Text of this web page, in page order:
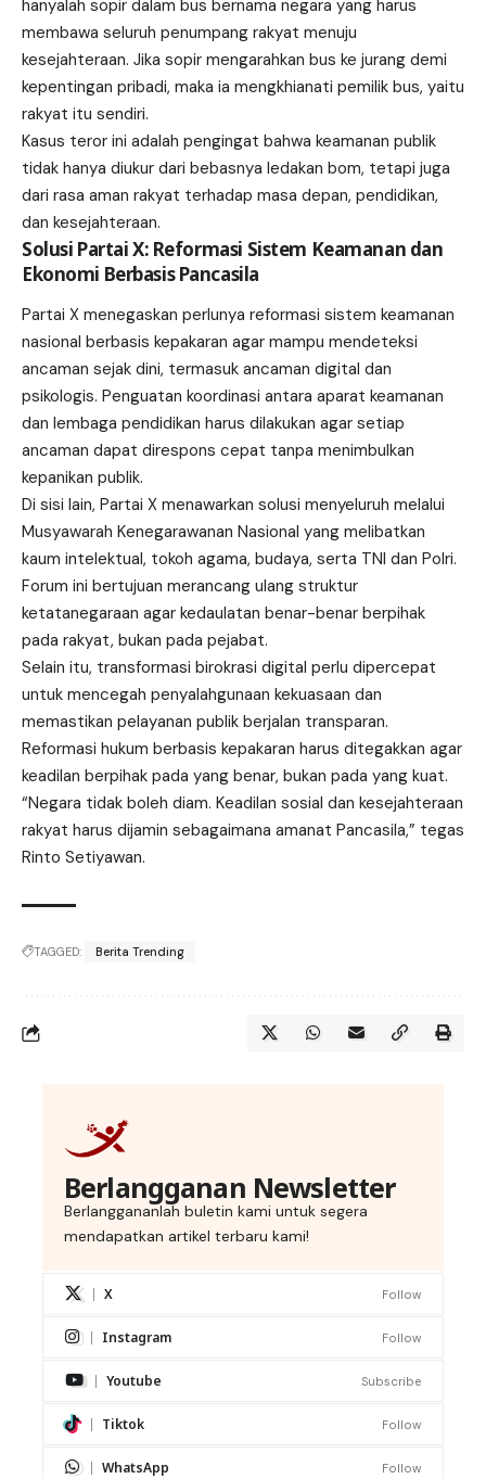
hanyalah sopir dalam bus bernama negara yang harus
membawa seluruh penumpang rakyat menuju
kesejahteraan. Jika sopir mengarahkan bus ke jurang demi
kepentingan pribadi, maka ia mengkhianati pemilik bus, yaitu
rakyat itu sendiri.
Kasus teror ini adalah pengingat bahwa keamanan publik
tidak hanya diukur dari bebasnya ledakan bom, tetapi juga
dari rasa aman rakyat terhadap masa depan, pendidikan,
dan kesejahteraan.
Solusi Partai X: Reformasi Sistem Keamanan dan
Ekonomi Berbasis Pancasila
Partai X menegaskan perlunya reformasi sistem keamanan
nasional berbasis kepakaran agar mampu mendeteksi
ancaman sejak dini, termasuk ancaman digital dan
psikologis. Penguatan koordinasi antara aparat keamanan
dan lembaga pendidikan harus dilakukan agar setiap
ancaman dapat direspons cepat tanpa menimbulkan
kepanikan publik.
Di sisi lain, Partai X menawarkan solusi menyeluruh melalui
Musyawarah Kenegarawanan Nasional yang melibatkan
kaum intelektual, tokoh agama, budaya, serta TNI dan Polri.
Forum ini bertujuan merancang ulang struktur
ketatanegaraan agar kedaulatan benar-benar berpihak
pada rakyat, bukan pada pejabat.
Selain itu, transformasi birokrasi digital perlu dipercepat
untuk mencegah penyalahgunaan kekuasaan dan
memastikan pelayanan publik berjalan transparan.
Reformasi hukum berbasis kepakaran harus ditegakkan agar
keadilan berpihak pada yang benar, bukan pada yang kuat.
“Negara tidak boleh diam. Keadilan sosial dan kesejahteraan
rakyat harus dijamin sebagaimana amanat Pancasila,” tegas
Rinto Setiyawan.
TAGGED: Berita Trending
Berlangganan Newsletter
Berlanggananlah buletin kami untuk segera
mendapatkan artikel terbaru kami!
X Follow
Instagram Follow
Youtube Subscribe
Tiktok Follow
WhatsApp Follow